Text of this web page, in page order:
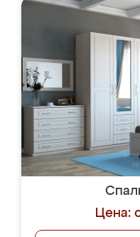
Цена: